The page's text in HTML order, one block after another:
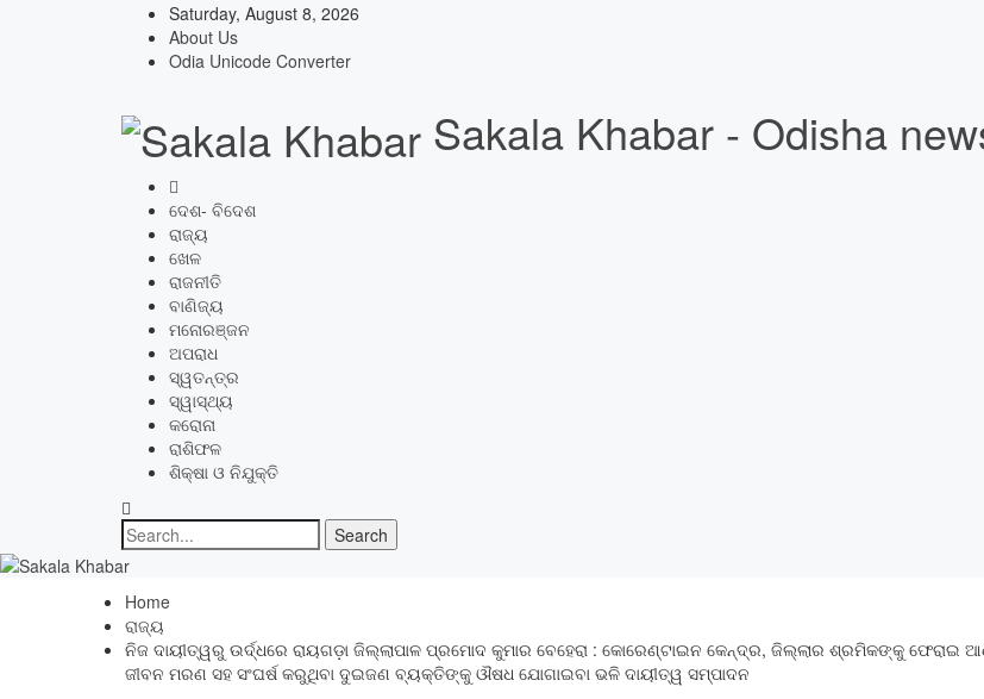
Saturday, August 8, 2026
About Us
Odia Unicode Converter
Sakala Khabar - Odisha
ଦେଶ- ବିଦେଶ
ରାଜ୍ୟ
ଖେଳ
ରାଜନୀତି
ବାଣିଜ୍ୟ
ମନୋରଞ୍ଜନ
ଅପରାଧ
ସ୍ୱତନ୍ତ୍ର
ସ୍ୱାସ୍ଥ୍ୟ
କରୋନା
ରାଶିଫଳ
ଶିକ୍ଷା ଓ ନିଯୁକ୍ତି
Home
ରାଜ୍ୟ
ନିଜ ଦାୟୀତ୍ୱରୁ ଉର୍ଦ୍ଧରେ ରାୟଗଡ଼ା ଜିଲ୍ଲାପାଳ ପ୍ରମୋଦ କୁମାର ବେହେରା : କୋରେଣ୍ଟାଇନ କେନ୍ଦ୍ର, ଜିଲ୍ଲାର ଶ୍ରମିକଙ୍କୁ
ଜୀବନ ମରଣ ସହ ସଂଘର୍ଷ କରୁଥିବା ଦୁଇଜଣ ବ୍ୟକ୍ତିଙ୍କୁ ଔଷଧ ଯୋଗାଇବା ଭଳି ଦାୟୀତ୍ୱ ସମ୍ପାଦନ